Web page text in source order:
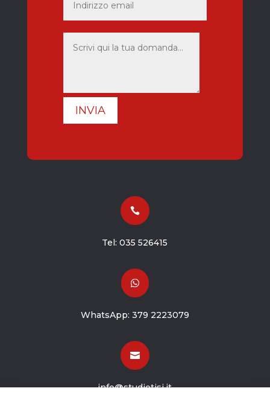
INVIA

Tel:035 526415

WhatsApp: 379 2223079

info@studiotisi.it